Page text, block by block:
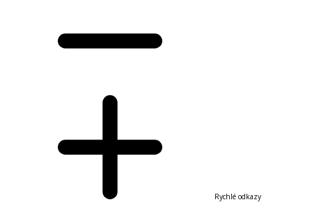
Rychlé odkazy